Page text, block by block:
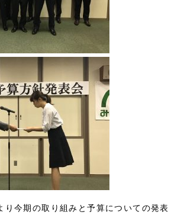
り今期の取り組みと予算についての発表